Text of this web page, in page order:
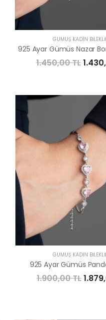
GÜMÜŞ KADIN
925 Ayar Gümüs Nazar
1.450,00 TL
GÜMÜŞ KADIN
925 Ayar Gümüs
1.900,00 TL